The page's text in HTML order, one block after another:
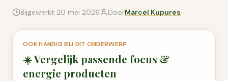
Bijgewerkt 20 mei 2026 DoorMarcel Kupures
OOK HANDIG BIJ DIT ONDERWERP
☀️Vergelijk passende focus &
energie producten